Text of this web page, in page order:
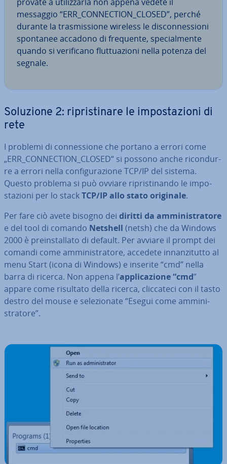
messaggio “ERR_CON­NEC­TION_CLOSED”, perché
durante la tra­smis­sio­ne wireless le di­scon­nes­sio­ni
spontanee accadono di frequente, spe­cial­men­te
quando si ve­ri­fi­ca­no flut­tua­zio­ni nella potenza del
segnale.
Soluzione 2: ri­pri­sti­na­re le im­po­sta­zio­ni di
rete
I problemi di con­nes­sio­ne che portano a errori come
„ERR_CON­NEC­TION_CLOSED“ si possono anche ri­con­dur­
re a errori nella con­fi­gu­ra­zio­ne TCP/IP del sistema.
Questo problema si può ovviare ri­pri­sti­nan­do le im­po­
sta­zio­ni per lo stackTCP/IP allo stato originale.
Per fare ciò avete bisogno dei diritti da am­mi­ni­stra­to­re
e del tool di comando Netshell (netsh) che da Windows
2000 è pre­in­stal­la­to di default. Per avviare il prompt dei
comandi come am­mi­ni­stra­to­re, accedete in­nan­zi­tut­to al
menu Start (icona di Windows) e inserite “cmd” nella
barra di ricerca. Non appena l’ap­pli­ca­zio­ne “cmd”
appare come risultato della ricerca, clic­ca­te­ci con il tasto
destro del mouse e se­le­zio­na­te “Esegui come am­mi­ni­
stra­to­re”.